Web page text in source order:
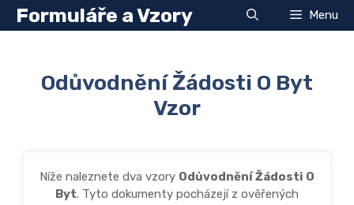
Přeskočit
Formuláře a Vzory Menu
Odůvodnění Žádosti O Byt
Vzor
Níže naleznete dva vzory Odůvodnění Žádosti O
Byt. Tyto dokumenty pocházejí z ověřených